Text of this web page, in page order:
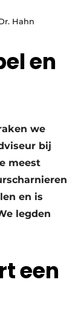
jaar Profiel
Hahn
en
we
bij
meest
en is
legden
een